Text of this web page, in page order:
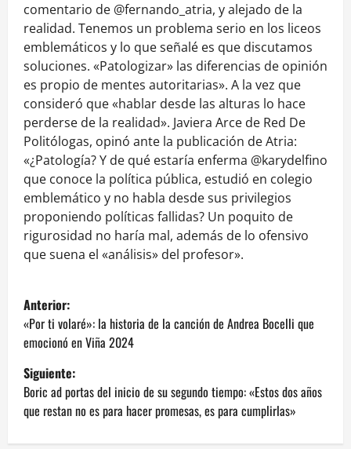
comentario de @fernando_atria, y alejado de la
realidad. Tenemos un problema serio en los liceos
emblemáticos y lo que señalé es que discutamos
soluciones. «Patologizar» las diferencias de opinión
es propio de mentes autoritarias». A la vez que
consideró que «hablar desde las alturas lo hace
perderse de la realidad». Javiera Arce de Red De
Politólogas, opinó ante la publicación de Atria:
«¿Patología? Y de qué estaría enferma @karydelfino
que conoce la política pública, estudió en colegio
emblemático y no habla desde sus privilegios
proponiendo políticas fallidas? Un poquito de
rigurosidad no haría mal, además de lo ofensivo
que suena el «análisis» del profesor».
N
a
v
e
g
Anterior:
«Por ti volaré»: la historia de la canción de Andrea Bocelli que
emocionó en Viña 2024
Siguiente:
Boric ad portas del inicio de su segundo tiempo: «Estos dos años
que restan no es para hacer promesas, es para cumplirlas»